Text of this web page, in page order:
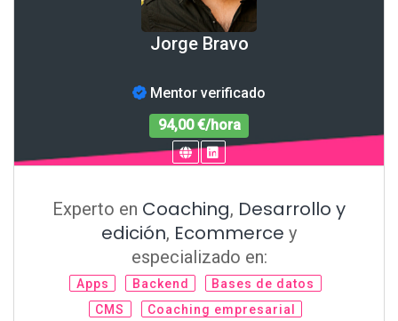
Jorge Bravo
Mentor verificado
94,00 €/hora
Experto en Coaching, Desarrollo y
edición, Ecommerce y
especializado en:
Apps Backend
Bases de datos
CMS
Coaching empresarial